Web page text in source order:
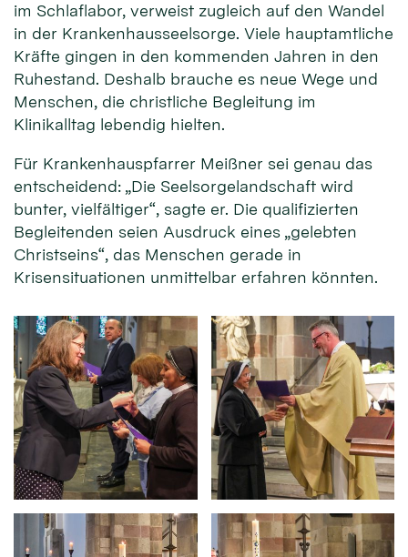
im Schlaflabor, verweist zugleich auf den Wandel
in der Krankenhausseelsorge. Viele hauptamtliche
Kräfte gingen in den kommenden Jahren in den
Ruhestand. Deshalb brauche es neue Wege und
Menschen, die christliche Begleitung im
Klinikalltag lebendig hielten.
Für Krankenhauspfarrer Meißner sei genau das
entscheidend: „Die Seelsorgelandschaft wird
bunter, vielfältiger“, sagte er. Die qualifizierten
Begleitenden seien Ausdruck eines „gelebten
Christseins“, das Menschen gerade in
Krisensituationen unmittelbar erfahren könnten.